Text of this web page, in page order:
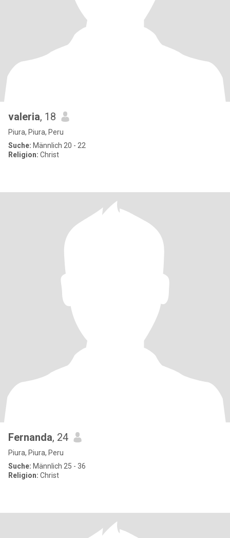
valeria, 18
Piura, Piura, Peru
Suche: Männlich 20 - 22
Religion: Christ
Fernanda, 24
Piura, Piura, Peru
Suche: Männlich 25 - 36
Religion: Christ